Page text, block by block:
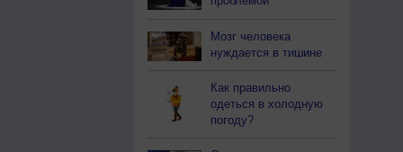
Мозг человека
нуждается в тишине
Как правильно
одеться в холодную
погоду?